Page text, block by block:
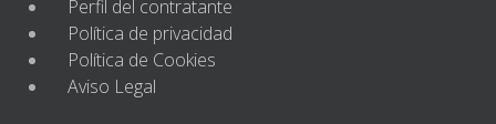
Perfil del contratante
Política de privacidad
Política de Cookies
Aviso Legal